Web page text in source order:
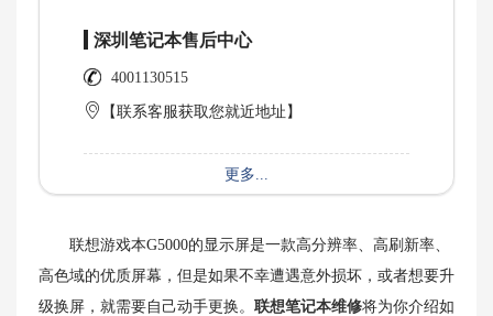
深圳笔记本售后中心
4001130515
【联系客服获取您就近地址】
更多...
联想游戏本G5000的显示屏是一款高分辨率、高刷新率、
高色域的优质屏幕，但是如果不幸遭遇意外损坏，或者想要升
级换屏，就需要自己动手更换。 联想笔记本维修将为你介绍如